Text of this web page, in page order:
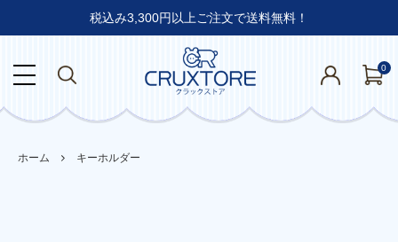
税込み3,300円以上ご注文で送料無料！
0
ホーム キーホルダー